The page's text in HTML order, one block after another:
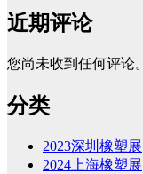
近期评论
您尚未收到任何评论。
分类
2023深圳橡塑展
2024上海橡塑展